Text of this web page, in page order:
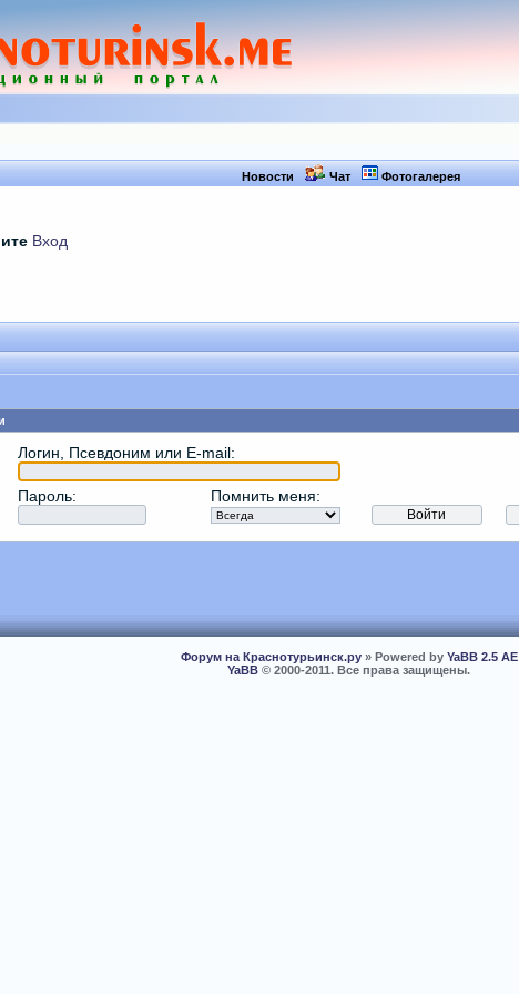
Новости Чат Фотогалерея
Вход
Логин, Псевдоним или E-mail:
Пароль: Помнить меня:
Форум на Краснотурьинск.ру» Powered by YaBB 2.5 AE
YaBB © 2000-2011. Все права защищены.